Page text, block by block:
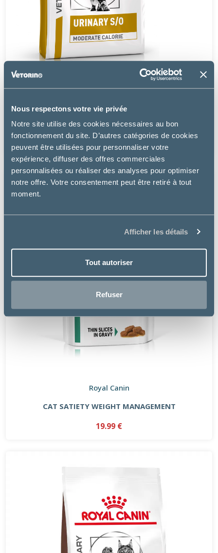
Nous respectons votre vie privée
Notre site utilise des cookies nécessaires au bon
fonctionnement du site. D’autres catégories de cookies
peuvent être utilisées pour personnaliser votre
expérience, diffuser des offres commerciales
personnalisées ou réaliser des analyses pour optimiser
notre offre. Votre consentement peut être retiré à tout
moment.
Afficher les détails
Tout autoriser
Refuser
CAT URINARY S/O MODERATE CALORIE
à partir de
9.99€
Royal Canin
CAT SATIETY WEIGHT MANAGEMENT
19.99 €